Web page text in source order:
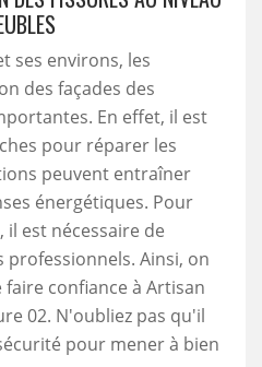
ses environs, les
des façades des
En effet, il est
pour réparer les
peuvent entraîner
énergétiques. Pour
est nécessaire de
Ainsi, on
confiance à Artisan
02. N'oubliez pas qu'il
pour mener à bien